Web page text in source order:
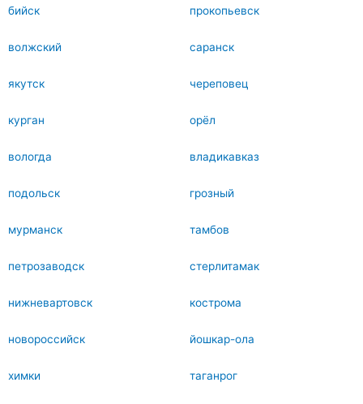
бийск прокопьевск
волжский саранск
якутск череповец
курган орёл
вологда владикавказ
подольск грозный
мурманск тамбов
петрозаводск стерлитамак
нижневартовск кострома
новороссийск йошкар-ола
химки таганрог